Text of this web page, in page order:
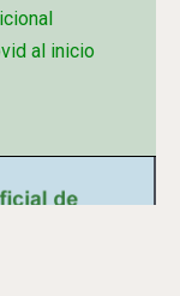
al inicio